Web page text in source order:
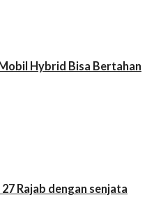
Hybrid Bisa Bertahan
Rajab dengan senjata